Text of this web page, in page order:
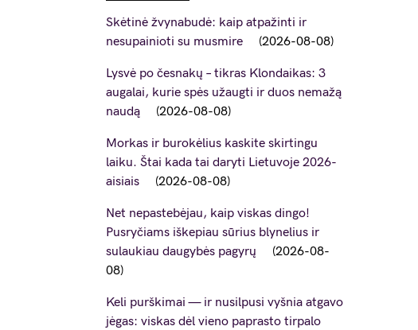
Skėtinė žvynabudė: kaip atpažinti ir
nesupainioti su musmire
2026-08-08
Lysvė po česnakų – tikras Klondaikas: 3
augalai, kurie spės užaugti ir duos nemažą
naudą
2026-08-08
Morkas ir burokėlius kaskite skirtingu
laiku. Štai kada tai daryti Lietuvoje 2026-
aisiais
2026-08-08
Net nepastebėjau, kaip viskas dingo!
Pusryčiams iškepiau sūrius blynelius ir
sulaukiau daugybės pagyrų
2026-08-
08
Keli purškimai — ir nusilpusi vyšnia atgavo
jėgas: viskas dėl vieno paprasto tirpalo